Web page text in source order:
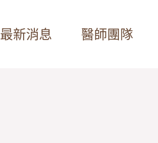
最新消息 醫師團隊